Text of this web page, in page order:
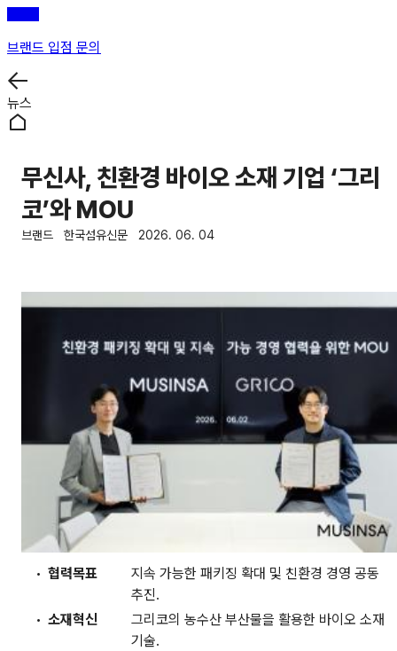
브랜드 입점 문의
뉴스
무신사, 친환경 바이오 소재 기업 ‘그리
코’와 MOU
브랜드 한국섬유신문 2026. 06. 04
협력목표
지속 가능한 패키징 확대 및 친환경 경영 공동
추진.
소재혁신
그리코의 농수산 부산물을 활용한 바이오 소재
기술.